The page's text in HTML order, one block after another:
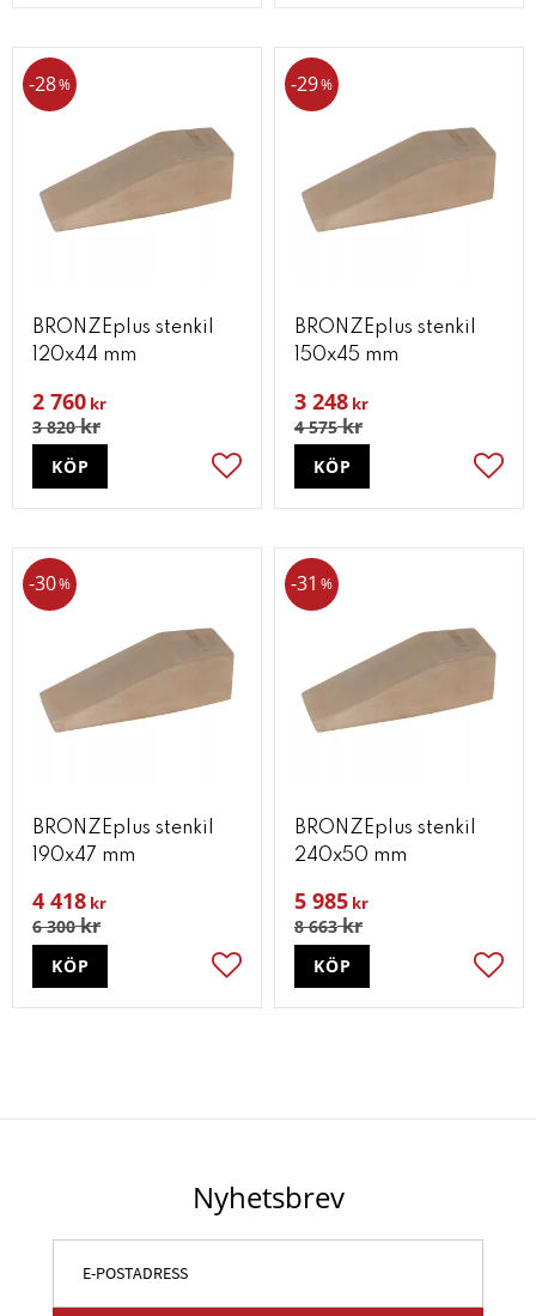
BRONZEplus stenkil
120x44 mm
2 760 kr
3 820kr
28%
Lägg till i favoriter
KÖP
BRONZEplus stenkil
150x45 mm
3 248 kr
4 575kr
29%
KÖP
BRONZEplus stenkil
190x47 mm
4 418 kr
6 300kr
30%
Lägg till i favoriter
KÖP
BRONZEplus stenkil
240x50 mm
5 985 kr
8 663kr
31 %
KÖP
Nyhetsbrev